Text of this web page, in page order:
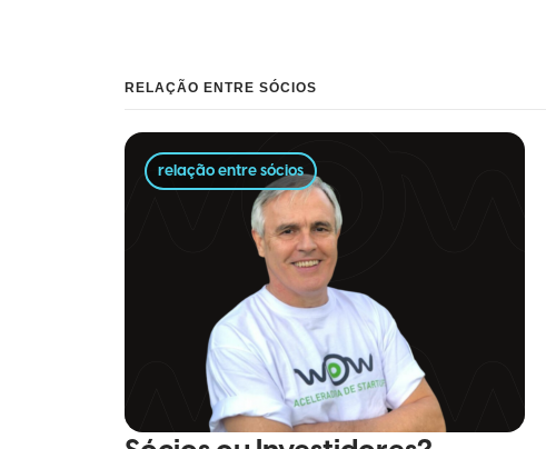
RELAÇÃO ENTRE SÓCIOS
relação entre sócios